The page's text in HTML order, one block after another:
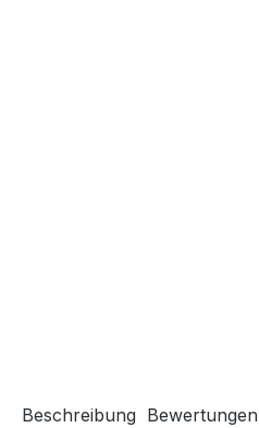
Beschreibung Bewertungen